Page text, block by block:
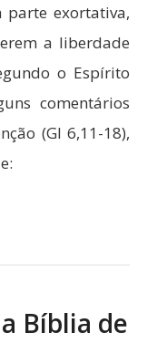
parte exortativa,
a liberdade
o Espírito
comentários
(Gl 6,11-18),
Bíblia de